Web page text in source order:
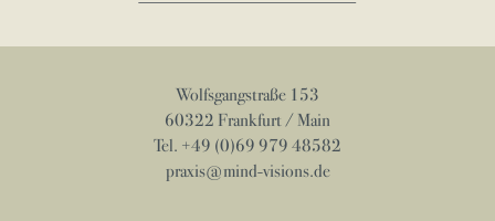
Wolfsgangstraße 153
60322 Frankfurt / Main
Tel. +49 (0)69 979 48582
praxis@mind-visions.de